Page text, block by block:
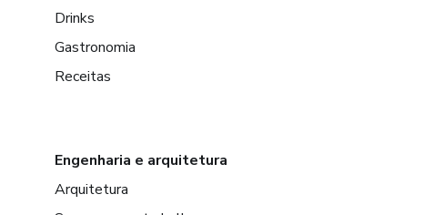
Drinks
Gastronomia
Receitas
Engenharia e arquitetura
Arquitetura